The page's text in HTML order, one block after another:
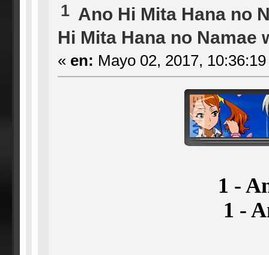
1 Ano Hi Mita Hana no
Hi Mita Hana no Namae
« en: Mayo 02, 2017,
1 -
1 -